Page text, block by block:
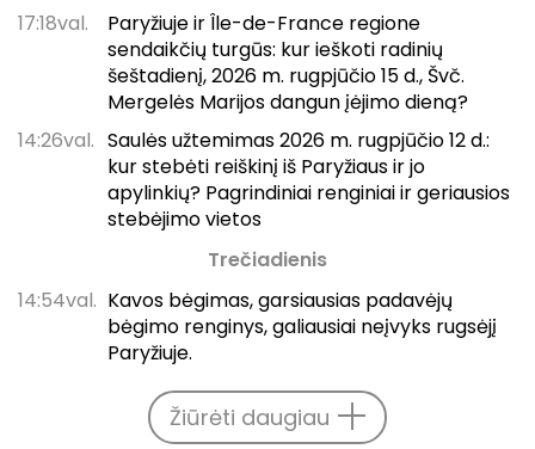
17:18val.
Paryžiuje ir Île-de-France regione
sendaikčių turgūs: kur ieškoti radinių
šeštadienį, 2026 m. rugpjūčio 15 d., Švč.
Mergelės Marijos dangun įėjimo dieną?
14:26val. Saulės užtemimas 2026 m. rugpjūčio 12 d.:
kur stebėti reiškinį iš Paryžiaus ir jo
apylinkių? Pagrindiniai renginiai ir geriausios
stebėjimo vietos
Trečiadienis
14:54val. Kavos bėgimas, garsiausias padavėjų
bėgimo renginys, galiausiai neįvyks rugsėjį
Paryžiuje.
Žiūrėti daugiau